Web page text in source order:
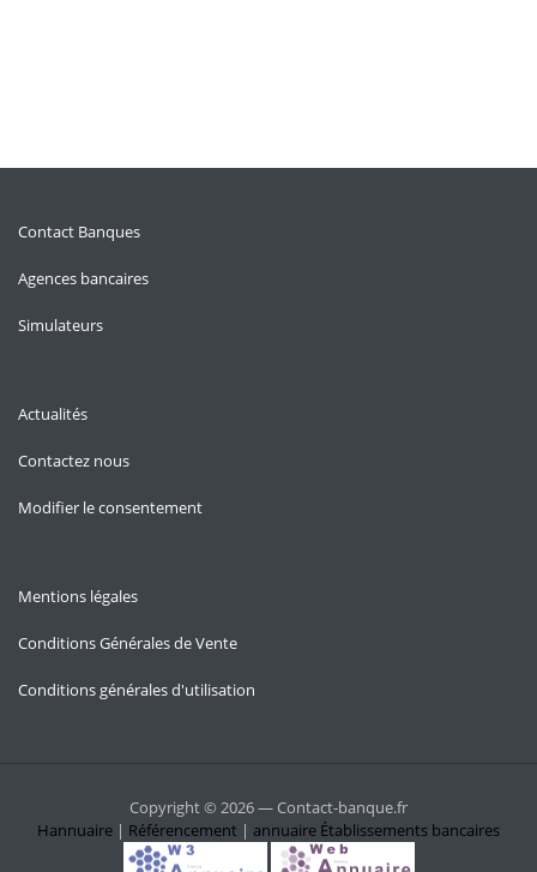
Contact Banques
Agences bancaires
Simulateurs
Actualités
Contactez nous
Modifier le consentement
Mentions légales
Conditions Générales de Vente
Conditions générales d'utilisation
Copyright © 2026 — Contact-banque.fr
Hannuaire | Référencement | annuaire Établissements bancaires